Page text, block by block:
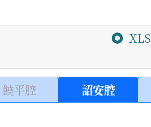
XLS
饒平腔 詔安腔